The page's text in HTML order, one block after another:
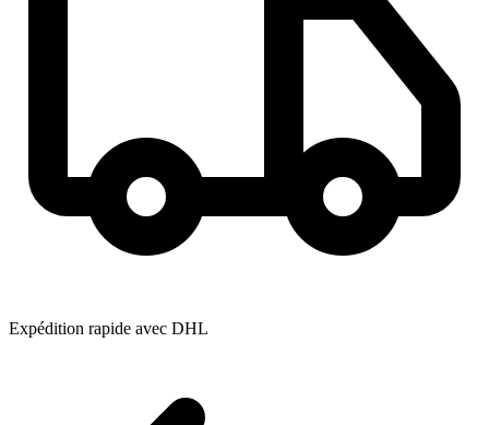
Expédition rapide avec DHL